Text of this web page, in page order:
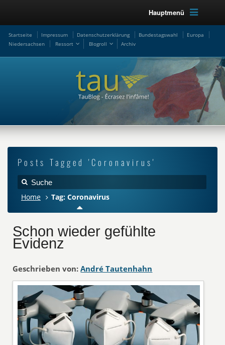
Hauptmenü
Startseite Impressum Datenschutzerklärung Bundestagswahl
Europa
Niedersachsen
Ressort Blogroll Archiv
Posts Tagged 'Coronavirus'
Home Tag: Coronavirus
Schon wieder gefühlte
Evidenz
Geschrieben von: André Tautenhahn